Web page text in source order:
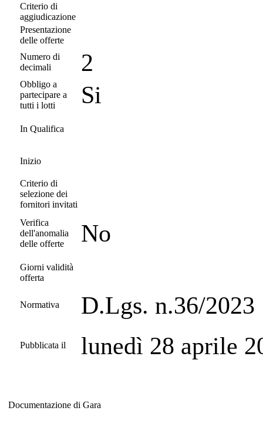
Criterio di
aggiudicazione
Presentazione
delle offerte
Numero di
decimali
2
Obbligo a
partecipare a
tutti i lotti
Si
In Qualifica
Inizio
Criterio di
selezione dei
fornitori invitati
Verifica
dell'anomalia
delle offerte
No
Giorni validità
offerta
Normativa D.Lgs. n.36/2023
Pubblicata il lunedì 28 aprile
Documentazione di Gara